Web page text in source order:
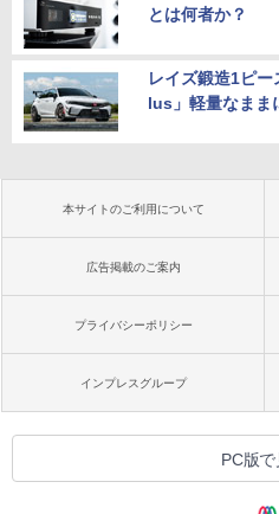
とは何者か？
レイズ鍛造1ピ
lus」軽量なまま
本サイトのご利用について
広告掲載のご案内
プライバシーポリシー
インプレスグループ
PC版で